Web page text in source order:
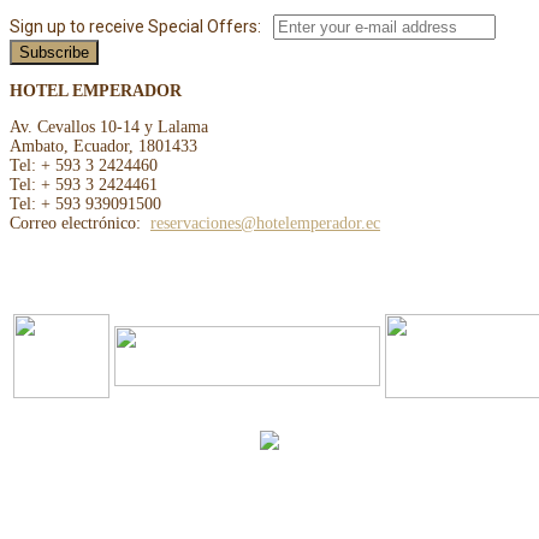
Sign up to receive Special Offers:
HOTEL EMPERADOR
Av. Cevallos 10-14 y Lalama
Ambato, Ecuador, 1801433
Tel: + 593 3 2424460
Tel: + 593 3 2424461
Tel: + 593 939091500
Correo electrónico: reservaciones@hotelemperador.ec